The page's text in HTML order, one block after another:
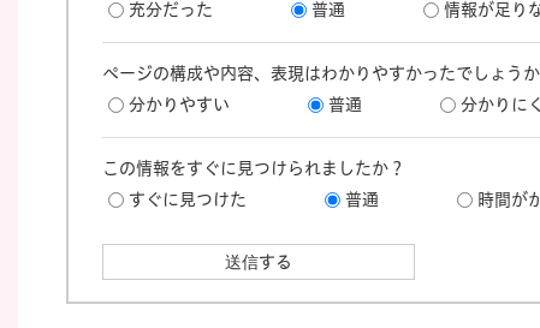
充分だった
普通 情報が足り
ページの構成や内容、表現はわかりやすかったでしょうか
分かりやすい
普通 分かりに
この情報をすぐに見つけられましたか？
すぐに見つけた
普通 時間が